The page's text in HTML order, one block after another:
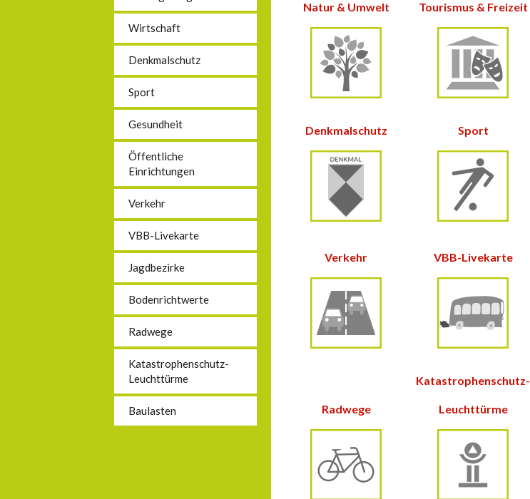
Wirtschaft
Denkmalschutz
Sport
Gesundheit
Öffentliche
Einrichtungen
Verkehr
VBB-Livekarte
Jagdbezirke
Bodenrichtwerte
Radwege
Katastrophenschutz-
Leuchttürme
Baulasten
Natur & Umwelt Tourismus & Freizeit
Denkmalschutz Sport
Verkehr VBB-Livekarte
Radwege
Katastrophenschutz-
Leuchttürme